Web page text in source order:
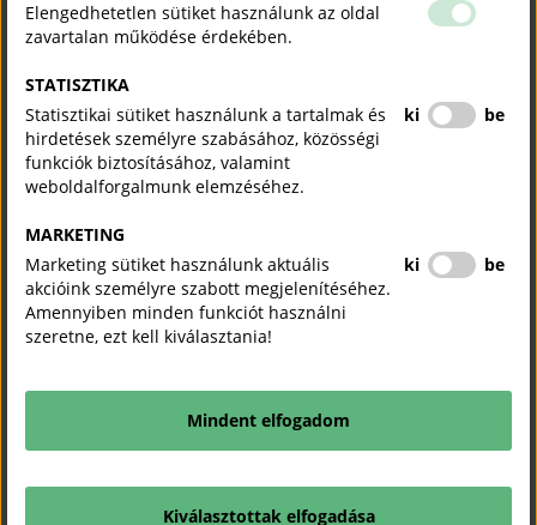
NEMZETKÖZI GAZDASÁGI HÍRLEVÉL_2026.07.02
2026-07-03 PDF
TUDJON MEG TÖBBET.
Megkezdődhet a Demján Sándor Tőkeprogram
tőkebefektetéseinek végrehajtása az MFB döntését követően
Elengedhetetlen sütiket használunk az oldal
zavartalan működése érdekében.
STATISZTIKA
Statisztikai sütiket használunk a tartalmak és
hirdetések személyre szabásához, közösségi
funkciók biztosításához, valamint
weboldalforgalmunk elemzéséhez.
ki be
MARKETING
Marketing sütiket használunk aktuális
akcióink személyre szabott megjelenítéséhez.
Amennyiben minden funkciót használni
szeretne, ezt kell kiválasztania!
ki be
Mindent elfogadom
Kiválasztottak elfogadása